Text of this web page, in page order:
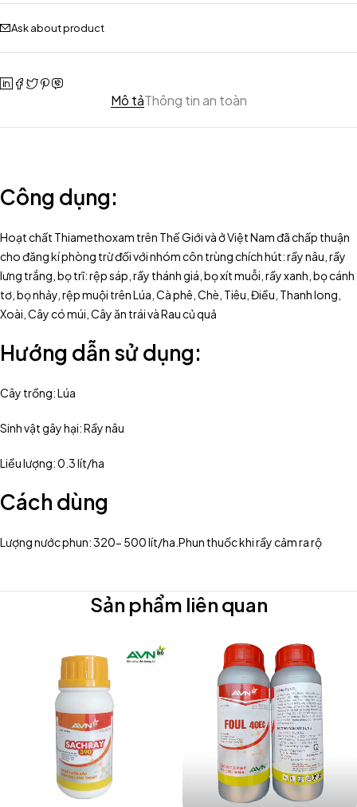
Ask about product
Mô tảThông tin an toàn
Công dụng:
Hoạt chất Thiamethoxam trên Thế Giới và ở Việt Nam đã chấp thuận
cho đăng kí phòng trừ đối với nhóm côn trùng chích hút: rầy nâu, rầy
lưng trắng, bọ trĩ: rệp sáp, rầy thánh giá, bọ xít muỗi, rầy xanh, bọ cánh
tơ, bọ nhảy, rệp muội trên Lúa, Cà phê, Chè, Tiêu, Điều, Thanh long,
Xoài, Cây có múi, Cây ăn trái và Rau củ quả
Hướng dẫn sử dụng:
Cây trồng: Lúa
Sinh vật gây hại: Rầy nâu
Liều lượng: 0.3 lít/ha
Cách dùng
Lượng nước phun: 320- 500 lít/ha.Phun thuốc khi rầy cảm ra rộ
Sản phẩm liên quan